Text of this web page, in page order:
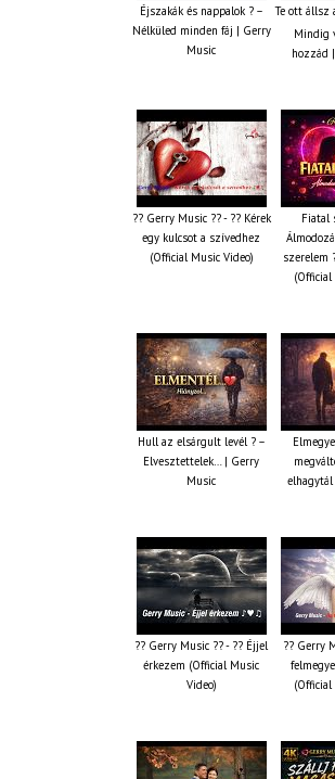
Éjszakák és nappalok ? –
Nélküled minden fáj | Gerry
Music
Te ott
Mindig
hozzád
?? Gerry Music ?? - ?? Kérek
egy kulcsot a szívedhez
(Official Music Video)
Fiatal
szerelem
(Official
Hull az elsárgult levél ? –
Elvesztettelek… | Gerry
Music
?? Gerry Music ?? - ?? Éjjel
érkezem (Official Music
Video)
?? Gerry
(Official